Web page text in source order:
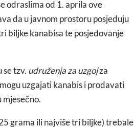
odraslima od 1. aprila ove
da u javnom prostoru posjeduju
biljke kanabisa te posjedovanje
tzv. udruženja za uzgojza
uzgajati kanabis i prodavati
mjesečno.
grama ili najviše tri biljke) trebale